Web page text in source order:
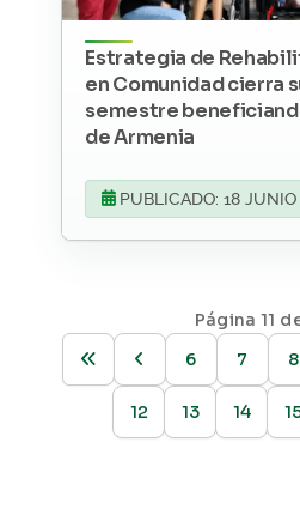
Estrategia de
en Comunidad cierra
semestre
de Armenia
PUBLICADO: 18
Página 11
6
7 8
12 13 14